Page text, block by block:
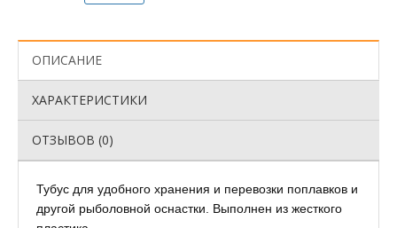
ОПИСАНИЕ
ХАРАКТЕРИСТИКИ
ОТЗЫВОВ (0)
Тубус для удобного хранения и перевозки поплавков и
другой рыболовной оснастки. Выполнен из жесткого